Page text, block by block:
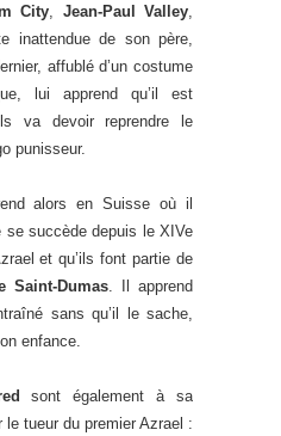
City, Jean-Paul Valley,
inattendue de son père,
affublé d’un costume
lui apprend qu’il est
va devoir reprendre le
punisseur.
alors en Suisse où il
se succède depuis le XIVe
et qu’ils font partie de
Saint-Dumas. Il apprend
sans qu’il le sache,
enfance.
sont également à sa
tueur du premier Azrael :